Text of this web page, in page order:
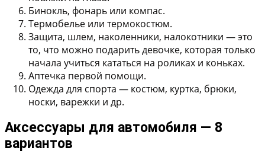
Бинокль, фонарь или компас.
Термобелье или термокостюм.
Защита, шлем, наколенники, налокотники — это
то, что можно подарить девочке, которая только
начала учиться кататься на роликах и коньках.
Аптечка первой помощи.
Одежда для спорта — костюм, куртка, брюки,
носки, варежки и др.
Аксессуары для автомобиля — 8
вариантов